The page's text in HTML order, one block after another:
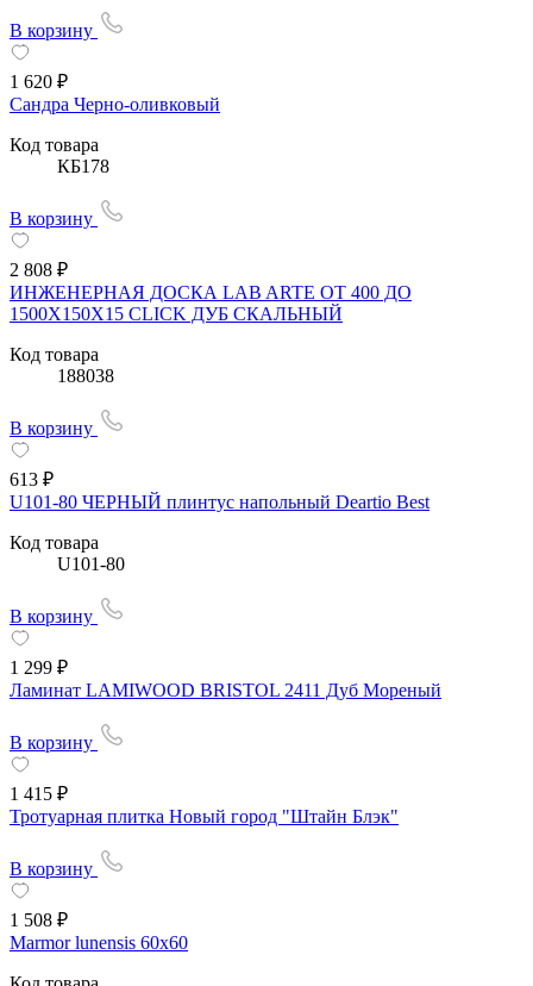
В корзину
1 620 ₽
Сандра Черно-оливковый
Код товара
КБ178
В корзину
2 808 ₽
ИНЖЕНЕРНАЯ ДОСКА LAB ARTE ОТ 400 ДО
1500Х150Х15 CLICK ДУБ СКАЛЬНЫЙ
Код товара
188038
В корзину
613 ₽
U101-80 ЧЕРНЫЙ плинтус напольный Deartio Best
Код товара
U101-80
В корзину
1 299 ₽
Ламинат LAMIWOOD BRISTOL 2411 Дуб Мореный
В корзину
1 415 ₽
Тротуарная плитка Новый город "Штайн Блэк"
В корзину
1 508 ₽
Marmor lunensis 60х60